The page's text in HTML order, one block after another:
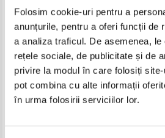
Folosim cookie-uri pentru a
anunțurile, pentru a oferi funcții de
a analiza traficul. De asemenea,
rețele sociale, de publicitate și de
privire la modul în care folosiți
pot combina cu alte informații
în urma folosirii serviciilor lor.
Christina Dodd - Suflete pereche
Pret:7,00 Lei
Adaugă în coș